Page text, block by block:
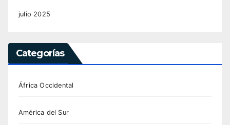
julio 2025
Categorías
África Occidental
América del Sur